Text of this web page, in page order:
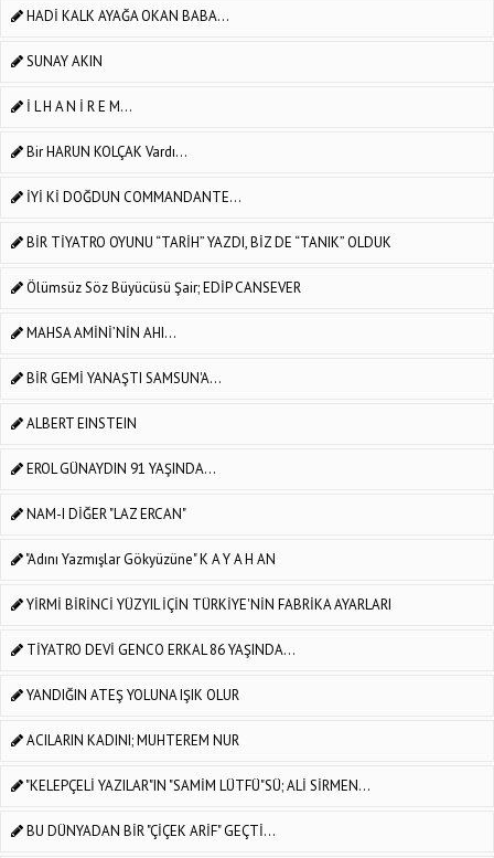
HADİ KALK AYAĞA OKAN BABA...
SUNAY AKIN
İ L H A N İ R E M...
Bir HARUN KOLÇAK Vardı...
İYİ Kİ DOĞDUN COMMANDANTE...
BİR TİYATRO OYUNU “TARİH” YAZDI, BİZ DE “TANIK” OLDUK
Ölümsüz Söz Büyücüsü Şair; EDİP CANSEVER
MAHSA AMİNİ’NİN AHI...
BİR GEMİ YANAŞTI SAMSUN'A...
ALBERT EINSTEIN
EROL GÜNAYDIN 91 YAŞINDA...
NAM-I DİĞER "LAZ ERCAN"
"Adını Yazmışlar Gökyüzüne" K A Y A H AN
YİRMİ BİRİNCİ YÜZYIL İÇİN TÜRKİYE'NİN FABRİKA AYARLARI
TİYATRO DEVİ GENCO ERKAL 86 YAŞINDA...
YANDIĞIN ATEŞ YOLUNA IŞIK OLUR
ACILARIN KADINI; MUHTEREM NUR
"KELEPÇELİ YAZILAR"IN "SAMİM LÜTFÜ"SÜ; ALİ SİRMEN...
BU DÜNYADAN BİR "ÇİÇEK ARİF" GEÇTİ...